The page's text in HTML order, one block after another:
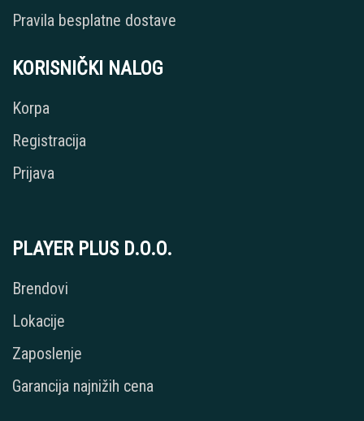
Pravila besplatne dostave
KORISNIČKI NALOG
Korpa
Registracija
Prijava
PLAYER PLUS D.O.O.
Brendovi
Lokacije
Zaposlenje
Garancija najnižih cena